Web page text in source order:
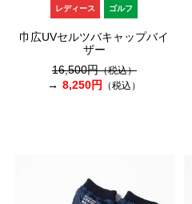
レディース ゴルフ
巾広UVセルツバキャップバイ
ザー
16,500円（税込）
8,250円 （税込）